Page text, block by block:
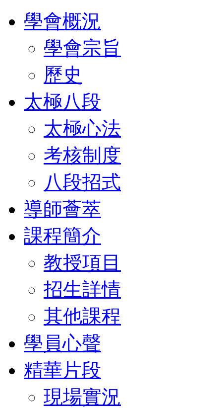
學會概況
學會宗旨
歷史
太極八段
太極心法
考核制度
八段招式
導師薈萃
課程簡介
教授項目
招生詳情
其他課程
學員心聲
精華片段
現場實況